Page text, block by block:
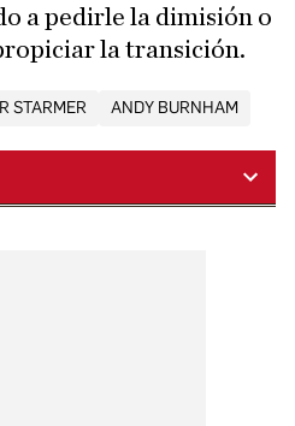
a pedirle la dimisión o
la transición.
STARMER ANDY BURNHAM